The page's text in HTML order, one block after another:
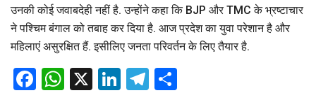
उनकी कोई जवाबदेही नहीं है. उन्होंने कहा कि BJP और TMC के भ्रष्टाचार
ने पश्चिम बंगाल को तबाह कर दिया है. आज प्रदेश का युवा परेशान है और
महिलाएं असुरक्षित हैं. इसीलिए जनता परिवर्तन के लिए तैयार है.
Facebook
WhatsApp
X LinkedIn
Telegram